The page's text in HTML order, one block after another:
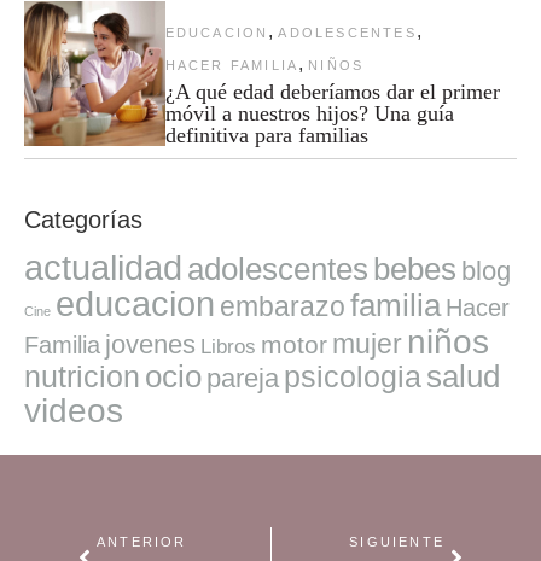
EDUCACION , ADOLESCENTES ,
HACER FAMILIA , NIÑOS
¿A qué edad deberíamos dar el primer
móvil a nuestros hijos? Una guía
definitiva para familias
Categorías
actualidad adolescentes bebes blog
Cine educacion embarazofamilia Hacer
Familia jovenes Libros motor mujer niños
nutricion ocio pareja psicologiasalud
videos
ANTERIOR SIGUIENTE